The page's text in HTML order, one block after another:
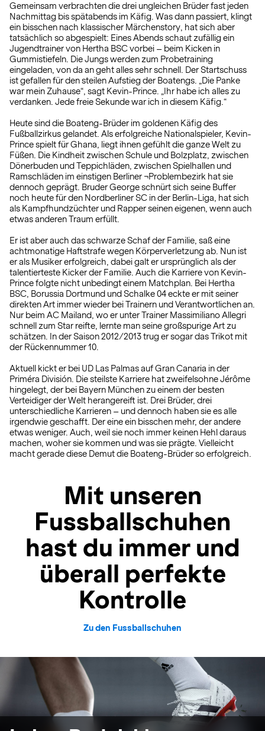
Gemeinsam verbrachten die drei ungleichen Brüder fast jeden
Nachmittag bis spätabends im Käfig. Was dann passiert, klingt
ein bisschen nach klassischer Märchenstory, hat sich aber
tatsächlich so abgespielt: Eines Abends schaut zufällig ein
Jugendtrainer von Hertha BSC vorbei – beim Kicken in
Gummistiefeln. Die Jungs werden zum Probetraining
eingeladen, von da an geht alles sehr schnell. Der Startschuss
ist gefallen für den steilen Aufstieg der Boatengs. „Die Panke
war mein Zuhause“, sagt Kevin-Prince. „Ihr habe ich alles zu
verdanken. Jede freie Sekunde war ich in diesem Käfig.“
Heute sind die Boateng-Brüder im goldenen Käfig des
Fußballzirkus gelandet. Als erfolgreiche Nationalspieler, Kevin-
Prince spielt für Ghana, liegt ihnen gefühlt die ganze Welt zu
Füßen. Die Kindheit zwischen Schule und Bolzplatz, zwischen
Dönerbuden und Teppichläden, zwischen Spielhallen und
Ramschläden im einstigen Berliner ¬Problembezirk hat sie
dennoch geprägt. Bruder George schnürt sich seine Buffer
noch heute für den Nordberliner SC in der Berlin-Liga, hat sich
als Kampfhundzüchter und Rapper seinen eigenen, wenn auch
etwas anderen Traum erfüllt.
Er ist aber auch das schwarze Schaf der Familie, saß eine
achtmonatige Haftstrafe wegen Körperverletzung ab. Nun ist
er als Musiker erfolgreich, dabei galt er ursprünglich als der
talentierteste Kicker der Familie. Auch die Karriere von Kevin-
Prince folgte nicht unbedingt einem Matchplan. Bei Hertha
BSC, Borussia Dortmund und Schalke 04 eckte er mit seiner
direkten Art immer wieder bei Trainern und Verantwortlichen an.
Nur beim AC Mailand, wo er unter Trainer Massimiliano Allegri
schnell zum Star reifte, lernte man seine großspurige Art zu
schätzen. In der Saison 2012/2013 trug er sogar das Trikot mit
der Rückennummer 10.
Aktuell kickt er bei UD Las Palmas auf Gran Canaria in der
Priméra División. Die steilste Karriere hat zweifelsohne Jérôme
hingelegt, der bei Bayern München zu einem der besten
Verteidiger der Welt herangereift ist. Drei Brüder, drei
unterschiedliche Karrieren – und dennoch haben sie es alle
irgendwie geschafft. Der eine ein bisschen mehr, der andere
etwas weniger. Auch, weil sie noch immer keinen Hehl daraus
machen, woher sie kommen und was sie prägte. Vielleicht
macht gerade diese Demut die Boateng-Brüder so erfolgreich.
Mit unseren
Fussballschuhen
hast du immer und
überall perfekte
Kontrolle
Zu den Fussballschuhen